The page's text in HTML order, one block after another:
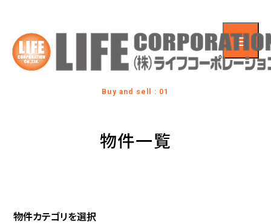
Buy and sell : 01
物件一覧
物件カテゴリを選択